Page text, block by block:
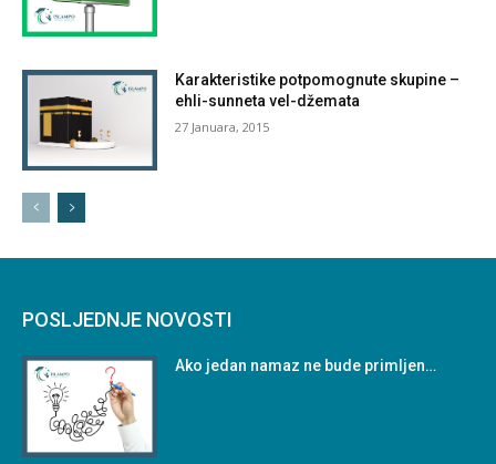
Karakteristike potpomognute skupine –
ehli-sunneta vel-džemata
27 Januara, 2015
POSLJEDNJE NOVOSTI
Ako jedan namaz ne bude primljen…